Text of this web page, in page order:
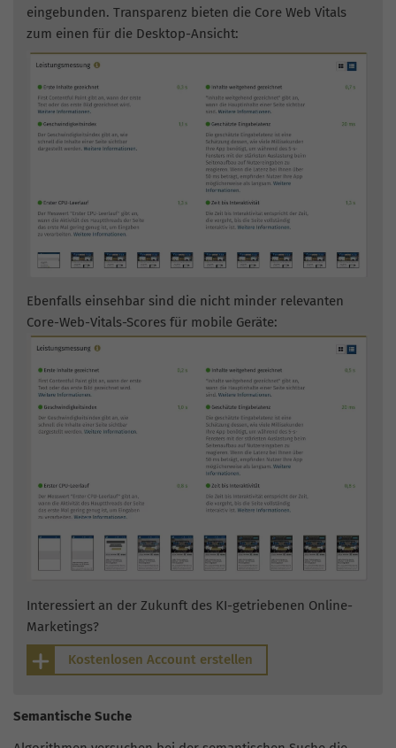
eingebunden. Transparenz bieten die Core Web Vitals
zum einen für die Desktop-Ansicht:
Ebenfalls einsehbar sind die nicht minder relevanten
Core-Web-Vitals-Scores für mobile Geräte:
Interessiert an der Zukunft des KI-getriebenen Online-
Marketings?
Kostenlosen Account erstellen
Semantische Suche